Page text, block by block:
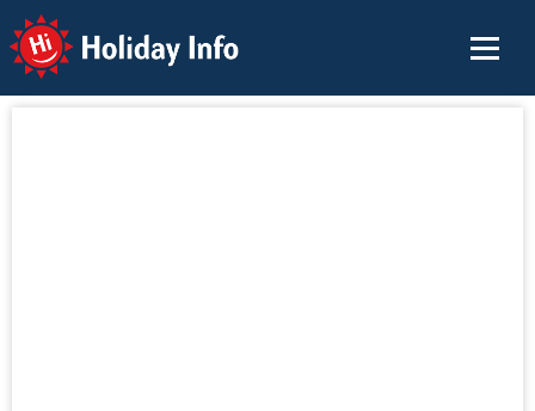
Holiday Info